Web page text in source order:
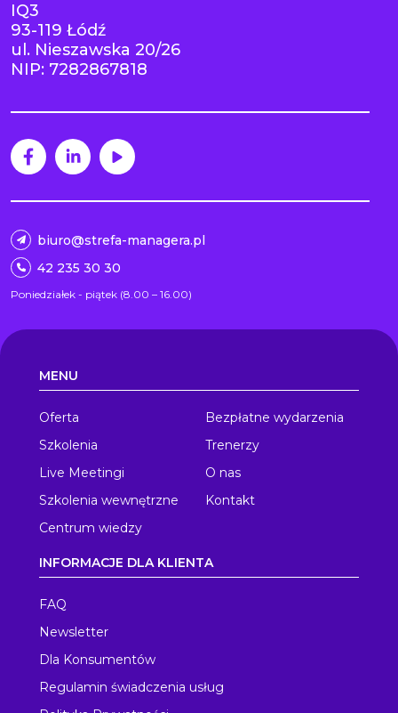
IQ3
93-119 Łódź
ul. Nieszawska 20/26
NIP: 7282867818
biuro@strefa-managera.pl
42 235 30 30
Poniedziałek - piątek (8.00 – 16.00)
MENU
Oferta
Szkolenia
Live Meetingi
Szkolenia wewnętrzne
Centrum wiedzy
Bezpłatne wydarzenia
Trenerzy
O nas
Kontakt
INFORMACJE DLA KLIENTA
FAQ
Newsletter
Dla Konsumentów
Regulamin świadczenia usług